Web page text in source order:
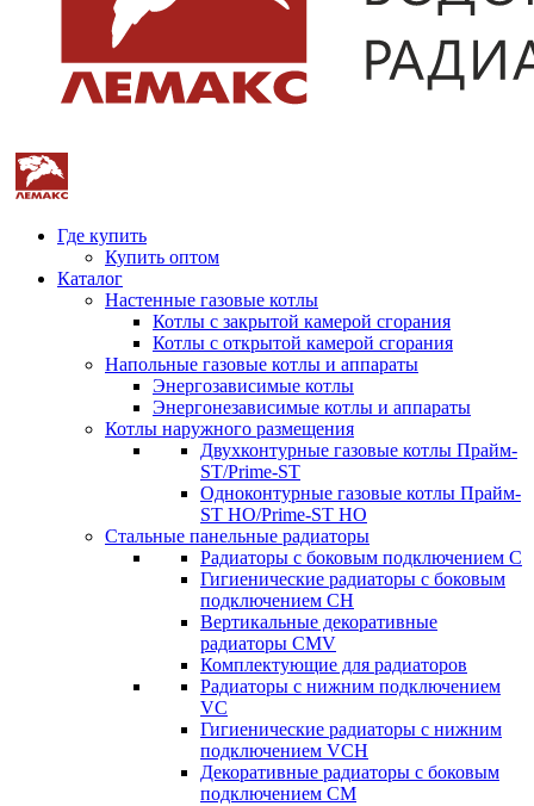
Где купить
Купить оптом
Каталог
Настенные газовые котлы
Котлы с закрытой камерой сгорания
Котлы с открытой камерой сгорания
Напольные газовые котлы и аппараты
Энергозависимые котлы
Энергонезависимые котлы и аппараты
Котлы наружного размещения
Двухконтурные газовые котлы Прайм-
ST/Prime-ST
Одноконтурные газовые котлы Прайм-
ST HO/Prime-ST HO
Стальные панельные радиаторы
Радиаторы c боковым подключением C
Гигиенические радиаторы c боковым
подключением CH
Вертикальные декоративные
радиаторы CMV
Комплектующие для радиаторов
Радиаторы c нижним подключением
VC
Гигиенические радиаторы c нижним
подключением VCH
Декоративные радиаторы с боковым
подключением CM